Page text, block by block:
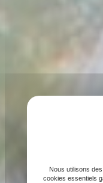
Nous utilisons
cookies essentiels